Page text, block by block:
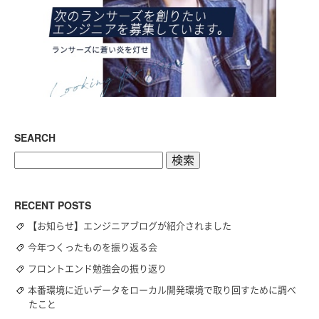
SEARCH
RECENT POSTS
【お知らせ】エンジニアブログが紹介されました
今年つくったものを振り返る会
フロントエンド勉強会の振り返り
本番環境に近いデータをローカル開発環境で取り回すために調べ
たこと